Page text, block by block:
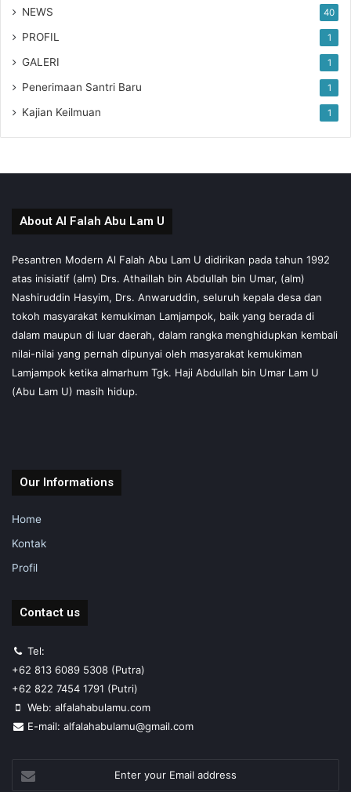
NEWS 40
PROFIL 1
GALERI 1
Penerimaan Santri Baru 1
Kajian Keilmuan 1
About Al Falah Abu Lam U
Pesantren Modern Al Falah Abu Lam U didirikan pada tahun 1992
atas inisiatif (alm) Drs. Athaillah bin Abdullah bin Umar, (alm)
Nashiruddin Hasyim, Drs. Anwaruddin, seluruh kepala desa dan
tokoh masyarakat kemukiman Lamjampok, baik yang berada di
dalam maupun di luar daerah, dalam rangka menghidupkan kembali
nilai-nilai yang pernah dipunyai oleh masyarakat kemukiman
Lamjampok ketika almarhum Tgk. Haji Abdullah bin Umar Lam U
(Abu Lam U) masih hidup.
Our Informations
Home
Kontak
Profil
Contact us
Tel:
+62 813 6089 5308 (Putra)
+62 822 7454 1791 (Putri)
Web: alfalahabulamu.com
E-mail: alfalahabulamu@gmail.com
your